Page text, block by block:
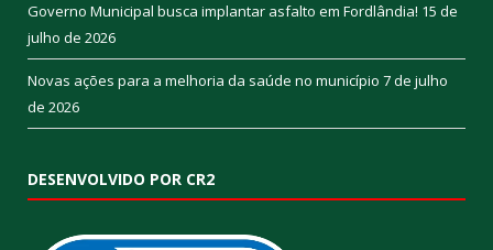
Governo Municipal busca implantar asfalto em Fordlândia! 15 de
julho de 2026
Novas ações para a melhoria da saúde no município 7 de julho
de 2026
DESENVOLVIDO POR CR2